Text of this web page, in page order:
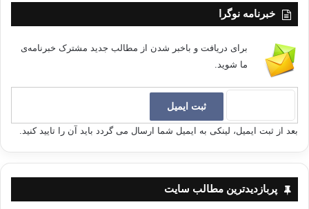
خبرنامه نوگرا
برای دریافت و باخبر شدن از مطالب جدید مشترک خبرنامه‌ی
ما شوید.
بعد از ثبت ایمیل، لینکی به ایمیل شما ارسال می گردد باید آن را تایید کنید.
پربازدیدترین مطالب سایت